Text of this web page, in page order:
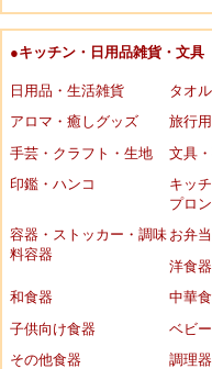
●キッチン・日用品雑貨・文具
日用品・生活雑貨
タオ
アロマ・癒しグッズ
旅行
手芸・クラフト・生地
文具
印鑑・ハンコ
キッ
プロン
容器・ストッカー・調味
料容器
お弁
洋食器
和食器
中華
子供向け食器
ベビ
その他食器
調理